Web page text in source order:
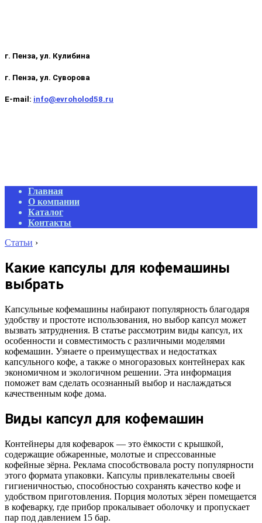
г. Пенза, ул. Кулибина
г. Пенза, ул. Суворова
E-mail: info@evroholod58.ru
Primary
Navigation
Menu
Главная
О компании
Каталог
Контакты
Статьи ›
Какие капсулы для кофемашины
выбрать
Капсульные кофемашины набирают популярность благодаря
удобству и простоте использования, но выбор капсул может
вызвать затруднения. В статье рассмотрим виды капсул, их
особенности и совместимость с различными моделями
кофемашин. Узнаете о преимуществах и недостатках
капсульного кофе, а также о многоразовых контейнерах как
экономичном и экологичном решении. Эта информация
поможет вам сделать осознанный выбор и наслаждаться
качественным кофе дома.
Виды капсул для кофемашин
Контейнеры для кофеварок — это ёмкости с крышкой,
содержащие обжаренные, молотые и спрессованные
кофейные зёрна. Реклама способствовала росту популярности
этого формата упаковки. Капсулы привлекательны своей
гигиеничностью, способностью сохранять качество кофе и
удобством приготовления. Порция молотых зёрен помещается
в кофеварку, где прибор прокалывает оболочку и пропускает
пар под давлением 15 бар.